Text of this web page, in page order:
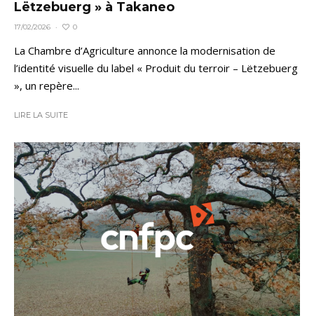
Lëtzebuerg » à Takaneo
17/02/2026 · 0
La Chambre d’Agriculture annonce la modernisation de
l’identité visuelle du label « Produit du terroir – Lëtzebuerg
», un repère...
LIRE LA SUITE